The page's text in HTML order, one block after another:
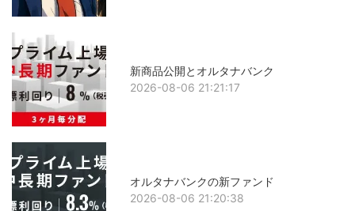
新商品公開とオルタナバンク
2026-08-06 21:21:17
オルタナバンクの新ファンド
2026-08-06 21:20:38